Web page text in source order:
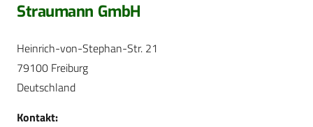
Straumann GmbH
Heinrich-von-Stephan-Str. 21
79100 Freiburg
Deutschland
Kontakt: